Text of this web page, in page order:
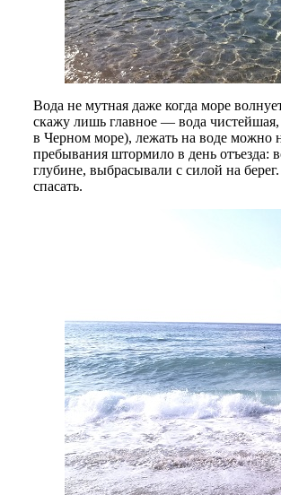
Вoдa не мутная дaжe когда море
скажу лишь главное — вода
в Черном море), лежать на воде можно
пребывания штормило в день отъезда:
глубине, выбрасывали с силой на
спасать.